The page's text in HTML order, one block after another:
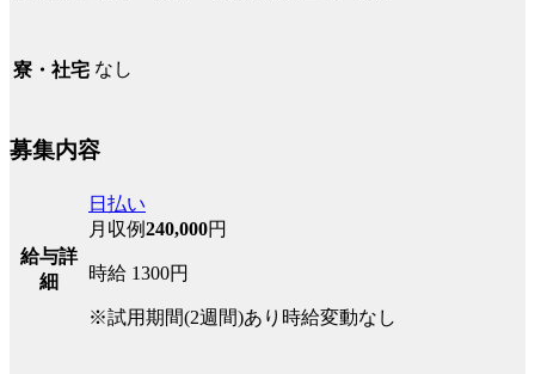
寮・社宅 なし
募集内容
給与詳
細
日払い
月収例240,000円
時給 1300円
※試用期間(2週間)あり時給変動なし